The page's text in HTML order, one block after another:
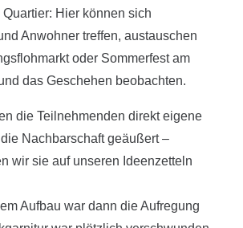
Hier können sich
Anwohner treffen, austauschen
oder Sommerfest am
das Geschehen beobachten.
die Teilnehmenden direkt eigene
Nachbarschaft geäußert –
wir sie auf unseren Ideenzetteln
Aufbau war dann die Aufregung